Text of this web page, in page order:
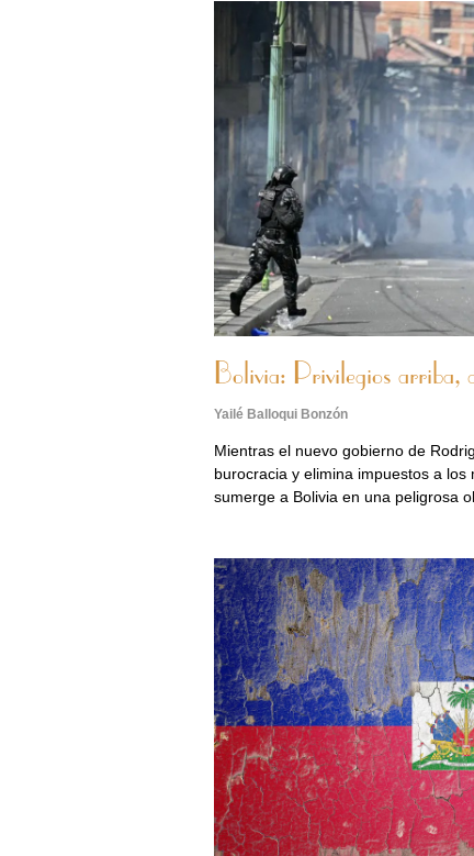
Bolivia: Privilegios arriba,
Yailé Balloqui Bonzón
Mientras el nuevo gobierno de
burocracia y elimina impuestos a los
sumerge a Bolivia en una peligrosa